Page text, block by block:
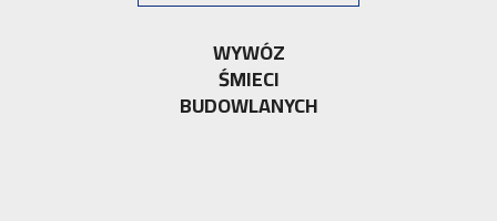
WYWÓZ
ŚMIECI
BUDOWLANYCH